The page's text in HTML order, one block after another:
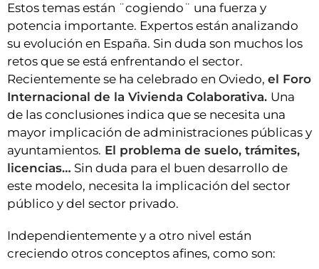
Estos temas están ¨cogiendo¨ una fuerza y
potencia importante. Expertos están analizando
su evolución en España. Sin duda son muchos los
retos que se está enfrentando el sector.
Recientemente se ha celebrado en Oviedo, el Foro
Internacional de la Vivienda Colaborativa. Una
de las conclusiones indica que se necesita una
mayor implicación de administraciones públicas y
ayuntamientos. El problema de suelo, trámites,
licencias… Sin duda para el buen desarrollo de
este modelo, necesita la implicación del sector
público y del sector privado.
Independientemente y a otro nivel están
creciendo otros conceptos afines, como son: